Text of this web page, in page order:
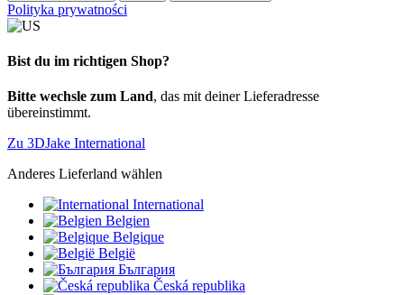
Polityka prywatności
Bist du im richtigen Shop?
Bitte wechsle zum Land, das mit deiner Lieferadresse
übereinstimmt.
Zu 3DJake International
Anderes Lieferland wählen
International
Belgien
Belgique
België
България
Česká republika